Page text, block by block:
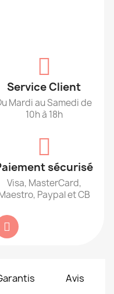
Service Client
Mardi au Samedi de
10h à 18h
sécurisé
Visa, MasterCard,
Paypal et CB
Avis